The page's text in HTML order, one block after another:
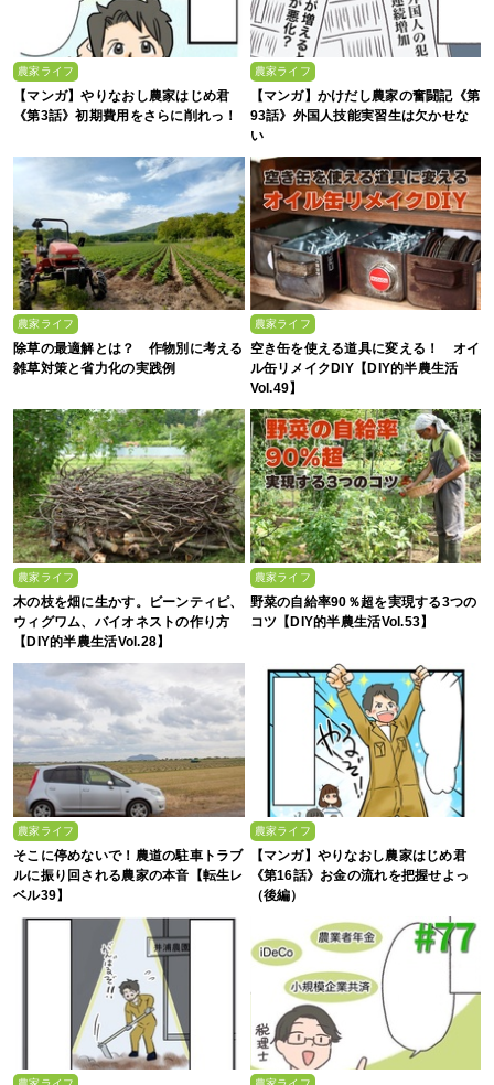
農家ライフ
【マンガ】やりなおし農家はじめ君
《第3話》初期費用をさらに削れっ！
農家ライフ
【マンガ】かけだし農家の奮闘記《第
93話》外国人技能実習生は欠かせな
い
農家ライフ
除草の最適解とは？ 作物別に考える
雑草対策と省力化の実践例
農家ライフ
空き缶を使える道具に変える！ オイ
ル缶リメイクDIY【DIY的半農生活
Vol.49】
農家ライフ
木の枝を畑に生かす。ビーンティピ、
ウィグワム、バイオネストの作り方
【DIY的半農生活Vol.28】
農家ライフ
野菜の自給率90％超を実現する3つの
コツ【DIY的半農生活Vol.53】
農家ライフ
そこに停めないで！農道の駐車トラブ
ルに振り回される農家の本音【転生レ
ベル39】
農家ライフ
【マンガ】やりなおし農家はじめ君
《第16話》お金の流れを把握せよっ
（後編）